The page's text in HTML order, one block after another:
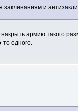
заклинаниям и
армию такого
одного.